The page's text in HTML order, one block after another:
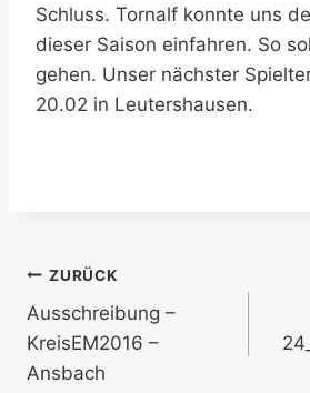
Schluss. Tornalf konnte uns
dieser Saison einfahren. So
gehen. Unser nächster
20.02 in Leutershausen.
Beitragsnavigation
ZURÜCK
Ausschreibung –
KreisEM2016 –
Ansbach